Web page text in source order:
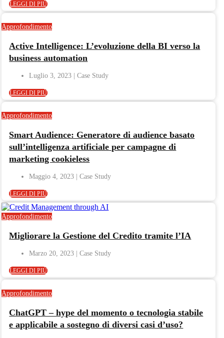
LEGGI DI PIÙ
Approfondimento
Active Intelligence: L’evoluzione della BI verso la
business automation
Luglio 3, 2023
LEGGI DI PIÙ
Approfondimento
Smart Audience: Generatore di audience basato
sull’intelligenza artificiale per campagne di
marketing cookieless
Maggio 4, 2023
LEGGI DI PIÙ
Approfondimento
Migliorare la Gestione del Credito tramite l’IA
Marzo 20, 2023
LEGGI DI PIÙ
Approfondimento
ChatGPT – hype del momento o tecnologia stabile
e applicabile a sostegno di diversi casi d’uso?